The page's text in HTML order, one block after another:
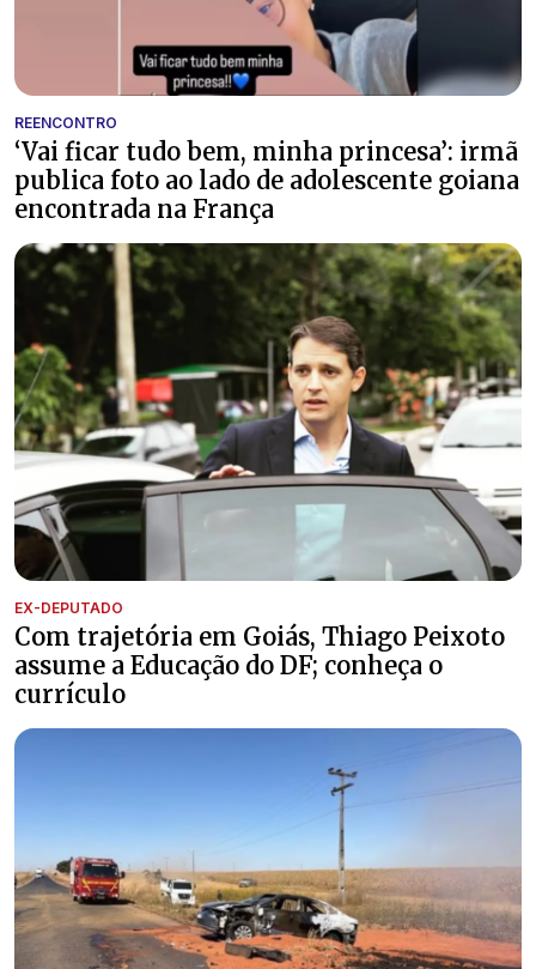
REENCONTRO
‘Vai ficar tudo bem, minha princesa’: irmã
publica foto ao lado de adolescente goiana
encontrada na França
EX-DEPUTADO
Com trajetória em Goiás, Thiago Peixoto
assume a Educação do DF; conheça o
currículo